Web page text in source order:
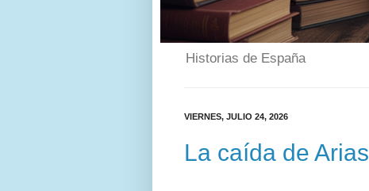
Historias de España
VIERNES, JULIO 24, 2026
La caída de Arias